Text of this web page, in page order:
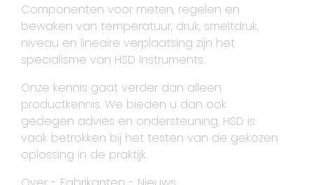
Componenten voor meten, regelen en
bewaken van temperatuur, druk, smeltdruk,
niveau en lineaire verplaatsing zijn het
specialisme van HSD Instruments.
Onze kennis gaat verder dan alleen
productkennis. We bieden u dan ook
gedegen advies en ondersteuning. HSD is
vaak betrokken bij het testen van de gekozen
oplossing in de praktijk.